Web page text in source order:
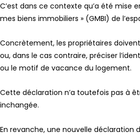
C’est dans ce contexte qu’a été mise
mes biens immobiliers » (GMBI) de
Concrètement, les propriétaires
ou, dans le cas contraire, préciser
ou le motif de vacance du logement.
Cette déclaration n’a toutefois pas à
inchangée.
En revanche, une nouvelle